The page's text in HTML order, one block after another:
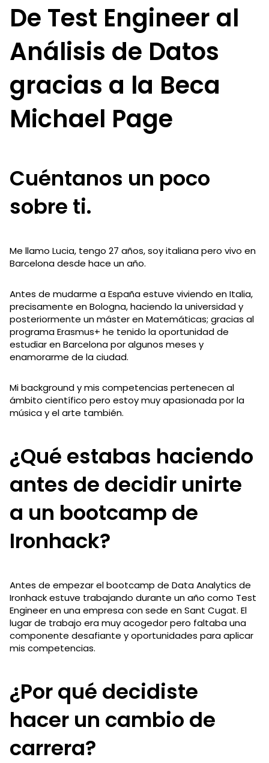
De Test Engineer al
Análisis de Datos
gracias a la Beca
Michael Page
Cuéntanos un poco
sobre ti.
Me llamo Lucia, tengo 27 años, soy italiana pero vivo en
Barcelona desde hace un año.
Antes de mudarme a España estuve viviendo en Italia,
precisamente en Bologna, haciendo la universidad y
posteriormente un máster en Matemáticas; gracias al
programa Erasmus+ he tenido la oportunidad de
estudiar en Barcelona por algunos meses y
enamorarme de la ciudad.
Mi background y mis competencias pertenecen al
ámbito científico pero estoy muy apasionada por la
música y el arte también.
¿Qué estabas haciendo
antes de decidir unirte
a un bootcamp de
Ironhack?
Antes de empezar el bootcamp de Data Analytics de
Ironhack estuve trabajando durante un año como Test
Engineer en una empresa con sede en Sant Cugat. El
lugar de trabajo era muy acogedor pero faltaba una
componente desafiante y oportunidades para aplicar
mis competencias.
¿Por qué decidiste
hacer un cambio de
carrera?